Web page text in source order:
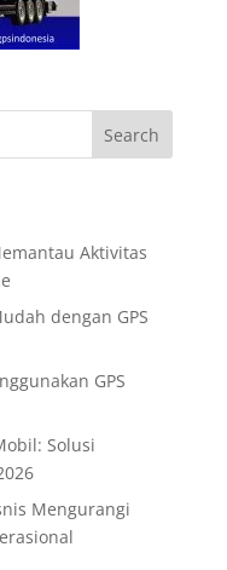
Search
Aktivitas
dengan GPS
GPS
Solusi
Mengurangi